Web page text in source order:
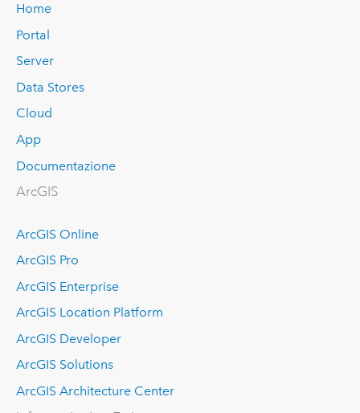
Home
Portal
Server
Data Stores
Cloud
App
Documentazione
ArcGIS
ArcGIS Online
ArcGIS Pro
ArcGIS Enterprise
ArcGIS Location Platform
ArcGIS Developer
ArcGIS Solutions
ArcGIS Architecture Center